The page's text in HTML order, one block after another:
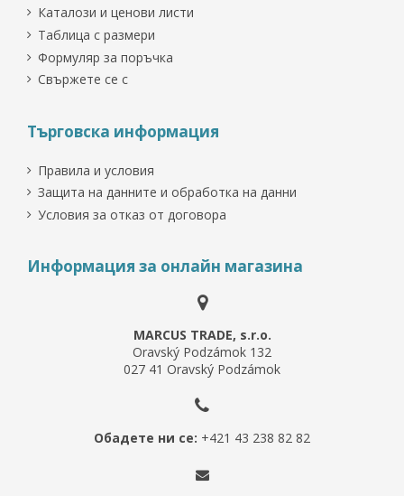
Каталози и ценови листи
Таблица с размери
Формуляр за поръчка
Свържете се с
Търговска информация
Правила и условия
Защита на данните и обработка на данни
Условия за отказ от договора
Информация за онлайн магазина
MARCUS TRADE, s.r.o.
Oravský Podzámok 132
027 41 Oravský Podzámok
Обадете ни се: +421 43 238 82 82